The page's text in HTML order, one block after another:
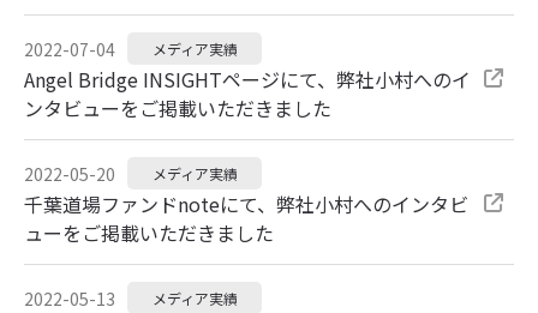
2022-07-04 メディア実績
Angel Bridge INSIGHTページにて、弊社小村へのイ
ンタビューをご掲載いただきました
2022-05-20 メディア実績
千葉道場ファンドnoteにて、弊社小村へのインタビ
ューをご掲載いただきました
2022-05-13 メディア実績